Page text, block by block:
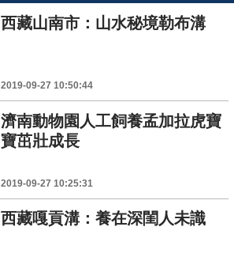
西藏山南市：山水秘境勒布溝
2019-09-27 10:50:44
濟南動物園人工飼養孟加拉虎寶
寶茁壯成長
2019-09-27 10:25:31
西藏嘎貢溝：養在深閨人未識